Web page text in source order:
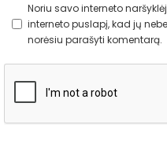
Noriu savo interneto
interneto puslapį, kad jų
norėsiu parašyti komentarą.